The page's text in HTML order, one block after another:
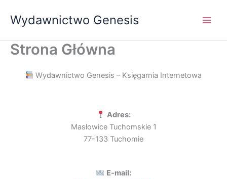
Wydawnictwo Genesis
Strona Główna
Wydawnictwo Genesis – Księgarnia Internetowa
Adres:
Masłowice Tuchomskie 1
77-133 Tuchomie
E-mail: